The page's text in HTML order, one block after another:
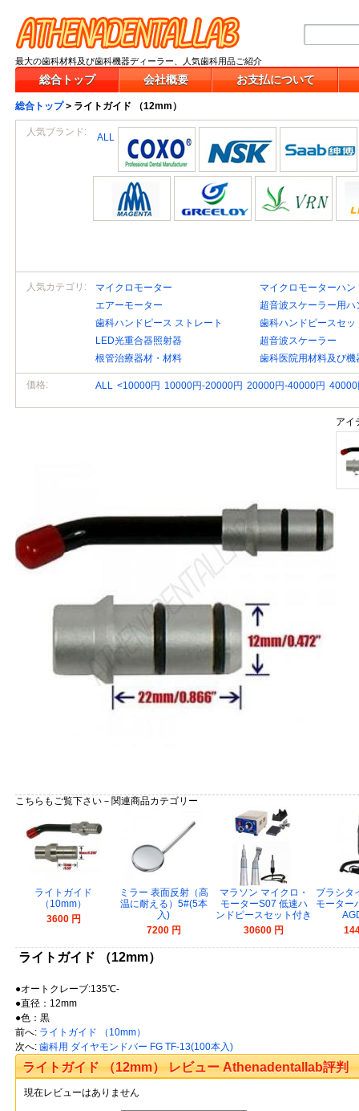
最大の歯科材料及び歯科機器ディーラー、人気歯科用品ご紹介
総合トップ 会社概要 お支払について
総合トップ > ライトガイド （12mm）
人気ブランド: ALL
人気カテゴリ: マイクロモーター
マイクロモーターハン
エアーモーター
超音波スケーラー用ハ
歯科ハンドピース ストレート
歯科ハンドピースセッ
LED光重合器照射器
超音波スケーラー
根管治療器材・材料
歯科医院用材料及び機
価格: ALL <10000円 10000円-20000円 20000円-40000円
アイ
こちらもご覧下さい－関連商品カテゴリー
ライトガイド
（10mm）
3600 円
ミラー 表面反射（高
温に耐える）5#(5本
入)
7200 円
マラソン マイクロ・
モーターS07 低速ハ
ンドピースセット付き
30600 円
ブラシタ
モーター
ライトガイド （12mm）
●オートクレーブ:135℃-
●直径：12mm
●色：黒
前へ: ライトガイド （10mm）
次へ: 歯科用 ダイヤモンドバー FG TF-13(100本入)
ライトガイド （12mm） レビュー Athenadentallab評判
現在レビューはありません